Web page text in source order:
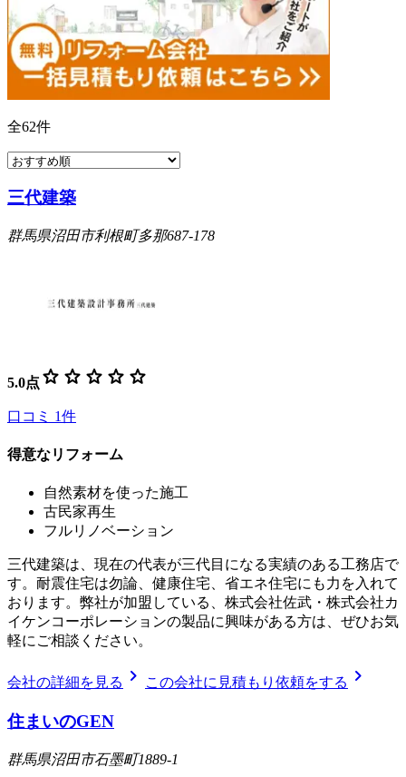
全62件
三代建築
群馬県沼田市利根町多那687-178
5.0点 star star star star star
口コミ 1件
得意なリフォーム
自然素材を使った施工
古民家再生
フルリノベーション
三代建築は、現在の代表が三代目になる実績のある工務店で
す。耐震住宅は勿論、健康住宅、省エネ住宅にも力を入れて
おります。弊社が加盟している、株式会社佐武・株式会社カ
イケンコーポレーションの製品に興味がある方は、ぜひお気
軽にご相談ください。
会社の詳細を見る chevron_right この会社に見積もり依頼をする chevron_right
住まいのGEN
群馬県沼田市石墨町1889-1